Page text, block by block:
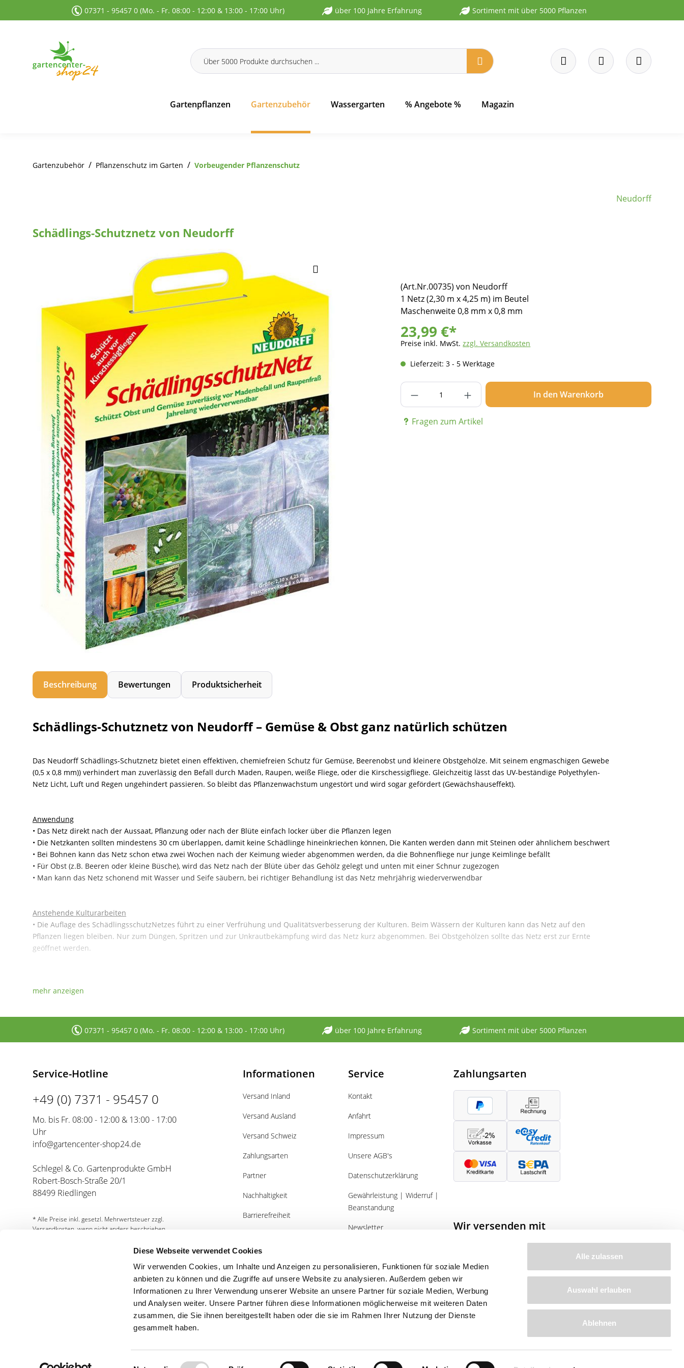
Diese Webseite verwendet Cookies
Wir verwenden Cookies, um Inhalte und Anzeigen zu personalisieren, Funktionen für soziale Medien
anbieten zu können und die Zugriffe auf unsere Website zu analysieren. Außerdem geben wir
Informationen zu Ihrer Verwendung unserer Website an unsere Partner für soziale Medien, Werbung
und Analysen weiter. Unsere Partner führen diese Informationen möglicherweise mit weiteren Daten
zusammen, die Sie ihnen bereitgestellt haben oder die sie im Rahmen Ihrer Nutzung der Dienste
gesammelt haben.
Einwilligungsauswahl
Alle zulassen
Auswahl erlauben
Ablehnen
Zur Hauptnavigation springen
07371 - 95457 0 (Mo. - Fr. 08:00 - 12:00 & 13:00 - 17:00 Uhr) über 100 Jahre Erfahrung Sortiment mit über 5000 Pflanzen
Gartenpflanzen Gartenzubehör Wassergarten % Angebote % Magazin
Gartenzubehör / Pflanzenschutz im Garten / Vorbeugender Pflanzenschutz
Neudorff
Schädlings-Schutznetz von Neudorff
(Art.Nr.00735) von Neudorff
1 Netz (2,30 m x 4,25 m) im Beutel
Maschenweite 0,8 mm x 0,8 mm
23,99 €*
Preise inkl. MwSt.zzgl. Versandkosten
Lieferzeit: 3 - 5 Werktage
Produkt Anzahl: Gib den gewünschten Wert ein
In den Warenkorb
Fragen zum Artikel
Beschreibung Bewertungen Produktsicherheit
Schädlings-Schutznetz von Neudorff – Gemüse & Obst ganz natürlich schützen
Das Neudorff Schädlings-Schutznetz bietet einen effektiven, chemiefreien Schutz für Gemüse, Beerenobst und kleinere Obstgehölze. Mit seinem engmaschigen Gewebe
(0,5 x 0,8 mm)) verhindert man zuverlässig den Befall durch Maden, Raupen, weiße Fliege, oder die Kirschessigfliege. Gleichzeitig lässt das UV-beständige Polyethylen-
Netz Licht, Luft und Regen ungehindert passieren. So bleibt das Pflanzenwachstum ungestört und wird sogar gefördert (Gewächshauseffekt).
Anwendung
• Das Netz direkt nach der Aussaat, Pflanzung oder nach der Blüte einfach locker über die Pflanzen legen
• Die Netzkanten sollten mindestens 30 cm überlappen, damit keine Schädlinge hineinkriechen können, Die Kanten werden dann mit Steinen oder ähnlichem beschwert
• Bei Bohnen kann das Netz schon etwa zwei Wochen nach der Keimung wieder abgenommen werden, da die Bohnenfliege nur junge Keimlinge befällt
• Für Obst (z.B. Beeren oder kleine Büsche), wird das Netz nach der Blüte über das Gehölz gelegt und unten mit einer Schnur zugezogen
• Man kann das Netz schonend mit Wasser und Seife säubern, bei richtiger Behandlung ist das Netz mehrjährig wiederverwendbar
Anstehende Kulturarbeiten
• Die Auflage des SchädlingsschutzNetzes führt zu einer Verfrühung und Qualitätsverbesserung der Kulturen. Beim Wässern der Kulturen kann das Netz auf den
Pflanzen liegen bleiben. Nur zum Düngen, Spritzen und zur Unkrautbekämpfung wird das Netz kurz abgenommen. Bei Obstgehölzen sollte das Netz erst zur Ernte
geöffnet werden.
07371 - 95457 0 (Mo. - Fr. 08:00 - 12:00 & 13:00 - 17:00 Uhr) über 100 Jahre Erfahrung Sortiment mit über 5000 Pflanzen
Service-Hotline
+49 (0) 7371 - 95457 0
Mo. bis Fr. 08:00 - 12:00 & 13:00 - 17:00
Uhr
info@gartencenter-shop24.de
Schlegel & Co. Gartenprodukte GmbH
Robert-Bosch-Straße 20/1
88499 Riedlingen
* Alle Preise inkl. gesetzl. Mehrwertsteuer zzgl.
Versandkosten, wenn nicht anders beschrieben.
Informationen
Versand Inland
Versand Ausland
Versand Schweiz
Zahlungsarten
Partner
Nachhaltigkeit
Barrierefreiheit
Service
Kontakt
Anfahrt
Impressum
Unsere AGB's
Datenschutzerklärung
Gewährleistung | Widerruf |
Beanstandung
Newsletter
Zahlungsarten
Wir versenden mit
Planung vom Profi Qualität Anleitungen
Bestellung widerrufen